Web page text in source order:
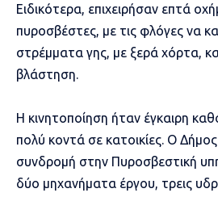
Ειδικότερα, επιχειρήσαν επτά
πυροσβέστες, με τις φλόγες να
στρέμματα γης, με ξερά χόρτα,
βλάστηση.
Η κινητοποίηση ήταν έγκαιρη
πολύ κοντά σε κατοικίες. Ο Δήμος
συνδρομή στην Πυροσβεστική
δύο μηχανήματα έργου, τρεις